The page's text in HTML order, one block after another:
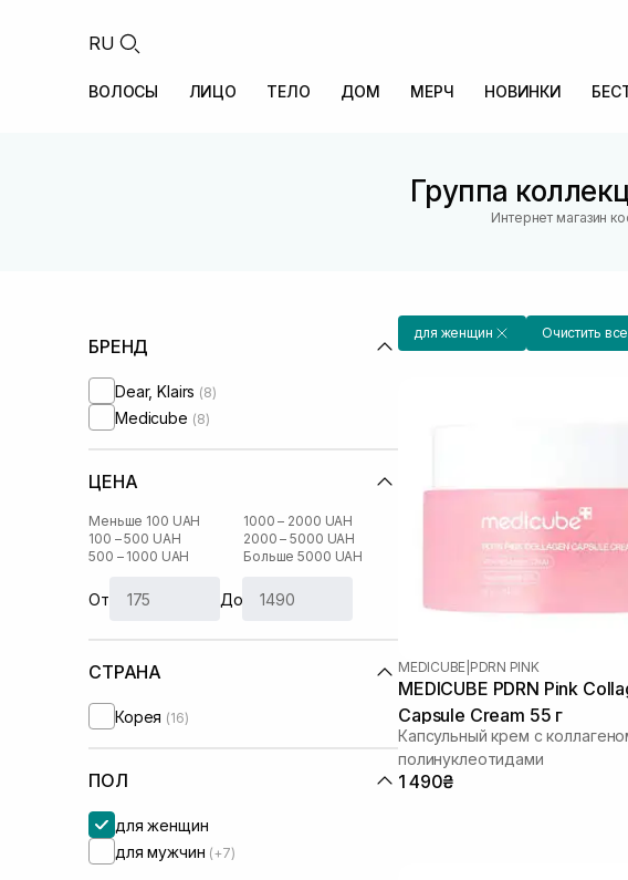
RU
ВОЛОСЫ ЛИЦО ТЕЛО ДОМ МЕРЧ НОВИНКИ
Группа
Интернет магазин
БРЕНД
Dear, Klairs (8)
Medicube (8)
ЦЕНА
Меньше 100 UAH
100 – 500 UAH
500 – 1000 UAH
1000 – 2000 UAH
2000 – 5000 UAH
Больше 5000 UAH
От До
СТРАНА
Корея (16)
ПОЛ
для женщин
для мужчин (+7)
для женщин Очистить все
MEDICUBE PDRN PINK
MEDICUBE PDRN Pink
Capsule Cream 55 г
Капсульный крем с
полинуклеотидами
1 490₴